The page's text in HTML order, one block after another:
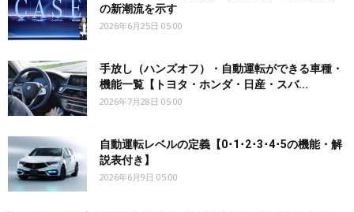
の新潮流を示す
2026年6月25日 05:00
手放し（ハンズオフ）・自動運転ができる車種・
機能一覧【トヨタ・ホンダ・日産・スバ...
2026年7月28日 05:00
自動運転レベルの定義【0･1･2･3･4･5の機能・解
説表付き】
2026年6月9日 05:00